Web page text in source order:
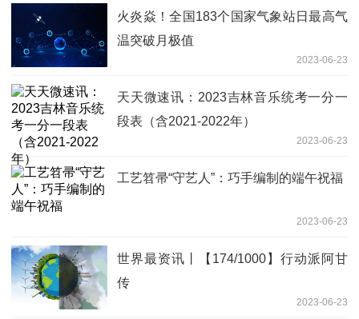
火炎焱！全国183个国家气象站日最高气
温突破月极值
2023-06-23
天天微速讯：2023吉林音乐统考一分一
段表（含2021-2022年）
2023-06-23
工艺笤帚“守艺人”：巧手编制的端午祝福
2023-06-23
世界最资讯丨【174/1000】行动派阿甘
传
2023-06-23